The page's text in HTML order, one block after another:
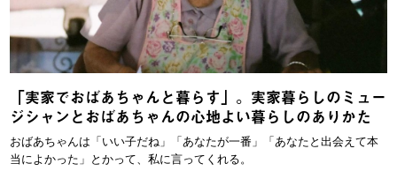
「実家でおばあちゃんと暮らす」。実家暮らしのミュー
ジシャンとおばあちゃんの心地よい暮らしのありかた
おばあちゃんは「いい子だね」「あなたが一番」「あなたと出会えて本
当によかった」とかって、私に言ってくれる。